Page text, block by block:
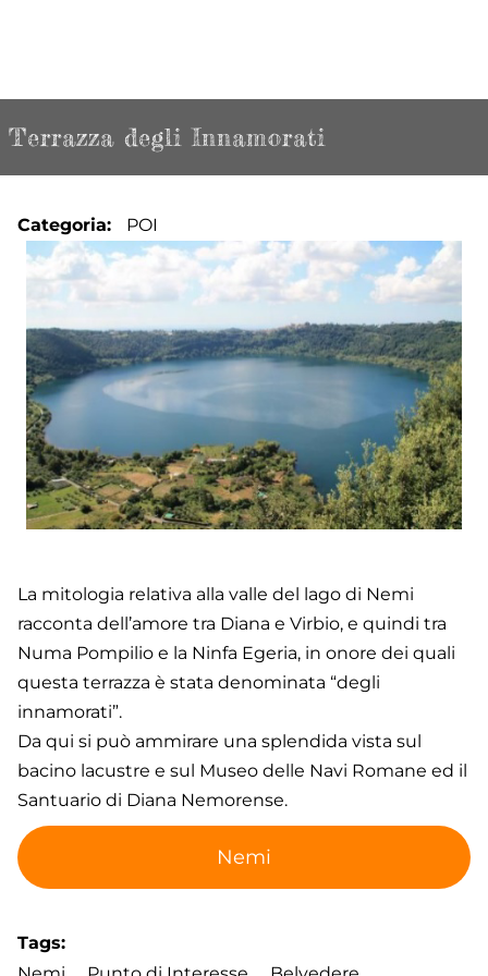
Terrazza degli Innamorati
Categoria POI
La mitologia relativa alla valle del lago di Nemi
racconta dell’amore tra Diana e Virbio, e quindi tra
Numa Pompilio e la Ninfa Egeria, in onore dei quali
questa terrazza è stata denominata “degli
innamorati”.
Da qui si può ammirare una splendida vista sul
bacino lacustre e sul Museo delle Navi Romane ed il
Santuario di Diana Nemorense.
Nemi
Tags